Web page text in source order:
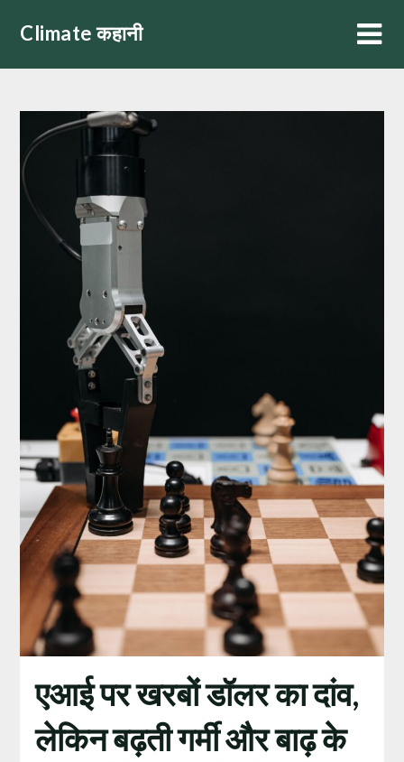
Climate कहानी
एआई पर खरबों डॉलर का दांव,
लेकिन बढ़ती गर्मी और बाढ़ के